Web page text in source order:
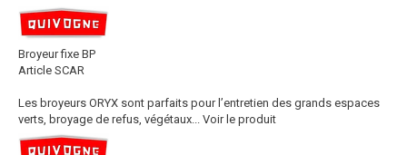
Broyeur fixe BP
Article SCAR
Les broyeurs ORYX sont parfaits pour l’entretien des grands espaces
verts, broyage de refus, végétaux...
Voir le produit